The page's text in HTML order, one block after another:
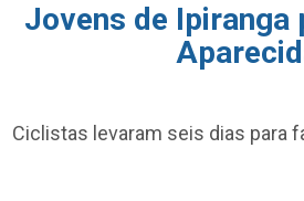
Jovens de Ipiranga
Ciclistas levaram seis dias para